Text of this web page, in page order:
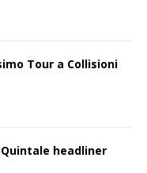
Tour a Collisioni
Quintale headliner